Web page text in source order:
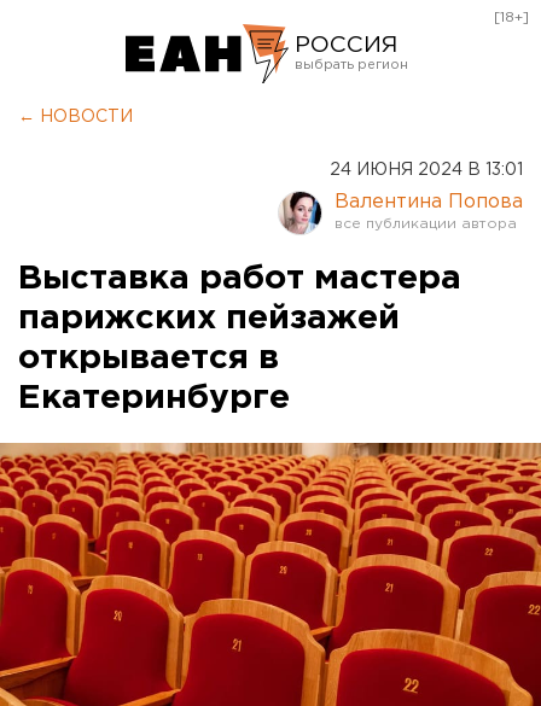
РОССИЯ
Курган
Оренбург
[18+]
← НОВОСТИ
24 ИЮНЯ 2024 В 13:01
Валентина Попова
Выставка работ мастера
парижских пейзажей
открывается в
Екатеринбурге